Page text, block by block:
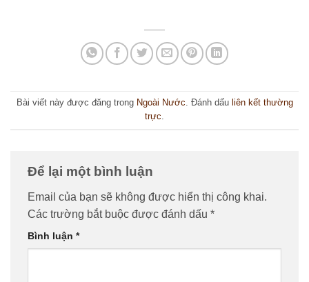
Bài viết này được đăng trong Ngoài Nước . Đánh dấu liên kết thường
trực
Để lại một bình luận
Email của bạn sẽ không được hiển thị công khai.
Các trường bắt buộc được đánh dấu *
Bình luận *